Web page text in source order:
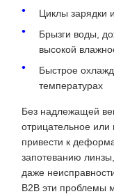
Циклы зарядки
Брызги воды,
высокой
Быстрое
температурах
Без надлежащей
отрицательное
привести к
запотеванию
даже
B2B эти проблемы